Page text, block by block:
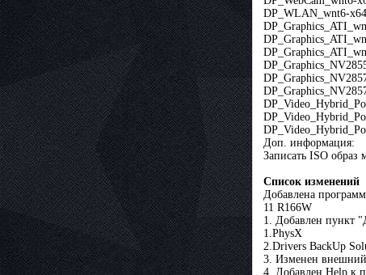
DP_WLAN_wnt6-
Доп. информация:
Записать ISO
Список изменений
Добавлена
11 R166W
1. Добавлен пункт
1.PhysX
2.Drivers BackUp
3. Изменен внешний
4. Добавлен Help к